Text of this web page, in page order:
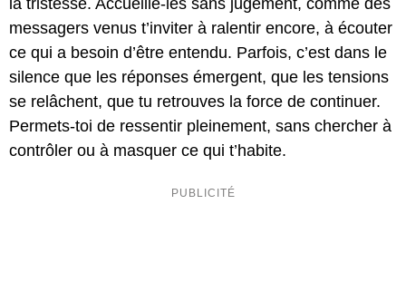
la tristesse. Accueille-les sans jugement, comme des
messagers venus t’inviter à ralentir encore, à écouter
ce qui a besoin d’être entendu. Parfois, c’est dans le
silence que les réponses émergent, que les tensions
se relâchent, que tu retrouves la force de continuer.
Permets-toi de ressentir pleinement, sans chercher à
contrôler ou à masquer ce qui t’habite.